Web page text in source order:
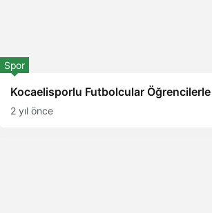
Kocaelisporlu Futbolcular
Spor
2 yıl önce